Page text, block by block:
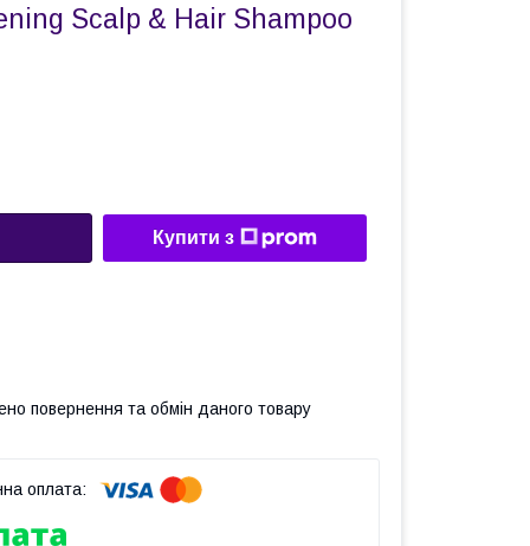
Scalp & Hair Shampoo
Купити з
повернення та обмін даного товару